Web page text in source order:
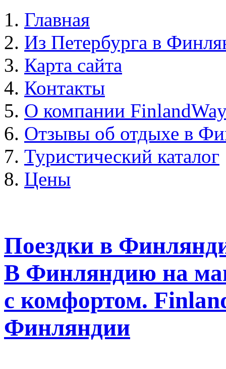
Главная
Из Петербурга в
Карта сайта
Контакты
О компании
Отзывы об отдыхе в
Туристический каталог
Цены
Поездки в
В Финляндию на
с комфортом.
Финляндии